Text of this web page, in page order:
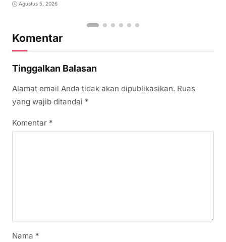
Agustus 5, 2026
Komentar
Tinggalkan Balasan
Alamat email Anda tidak akan dipublikasikan. Ruas
yang wajib ditandai *
Komentar *
Nama *